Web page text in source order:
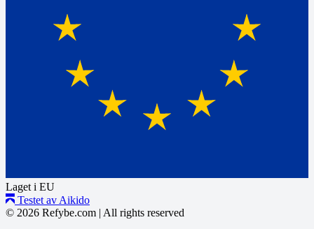
Laget i EU
Testet av Aikido
© 2026 Refybe.com | All rights reserved